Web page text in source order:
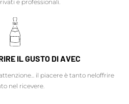
e professionali.
IL GUSTO DI AVEC
il piacere è tanto neloffrire
nel ricevere.